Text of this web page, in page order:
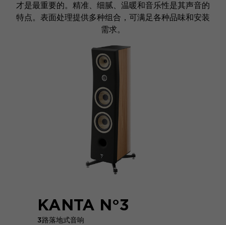
才是最重要的。精准、细腻、温暖和音乐性是其声音的
特点。表面处理提供多种组合，可满足各种品味和安装
需求。
KANTA N°3
3路落地式音响